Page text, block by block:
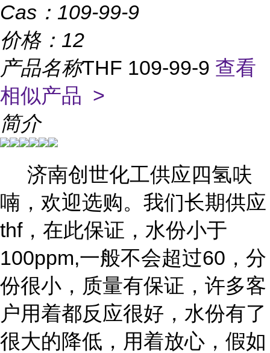
Cas： 109-99-9
价格： 12
产品名称THF 109-99-9 查看
相似产品 >
简介
济南创世化工供应四氢呋
喃，欢迎选购。我们长期供应
thf，在此保证，水份小于
100ppm,一般不会超过60，分
份很小，质量有保证，许多客
户用着都反应很好，水份有了
很大的降低，用着放心，假如